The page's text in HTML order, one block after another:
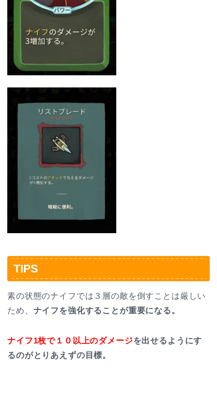
TIPS
素の状態のナイフでは３層の敵を倒すことは厳しい
ため、 ナイフを強化することが重要になる。
ナイフ1枚で１０以上のダメージを出せるようにす
るのがとりあえずの目標。